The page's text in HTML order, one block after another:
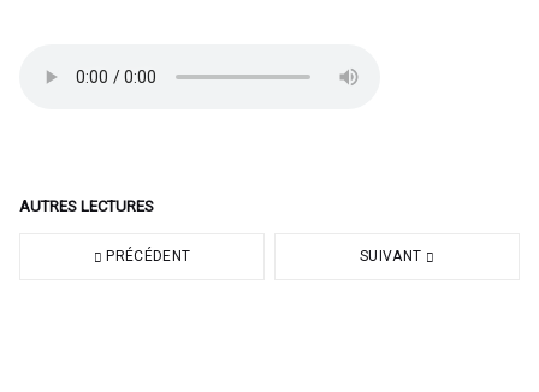
AUTRES LECTURES
PRÉCÉDENT SUIVANT